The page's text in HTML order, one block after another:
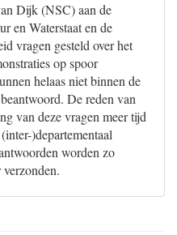
Dijk (NSC) aan de
en Waterstaat en de
vragen gesteld over het
op spoor
helaas niet binnen de
De reden van
van deze vragen meer tijd
)departementaal
worden zo